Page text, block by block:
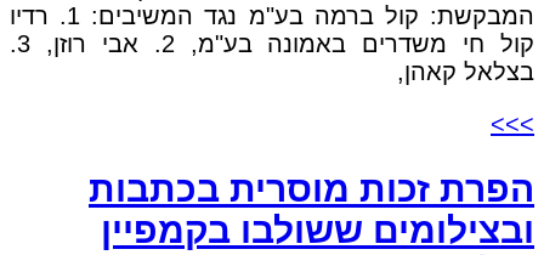
המבקשת: קול ברמה בע"מ נגד המשיבים: 1. רדיו
קול חי משדרים באמונה בע"מ, 2. אבי רוזן, 3.
בצלאל קאהן,
>>>
הפרת זכות מוסרית בכתבות
ובצילומים ששולבו בקמפיין